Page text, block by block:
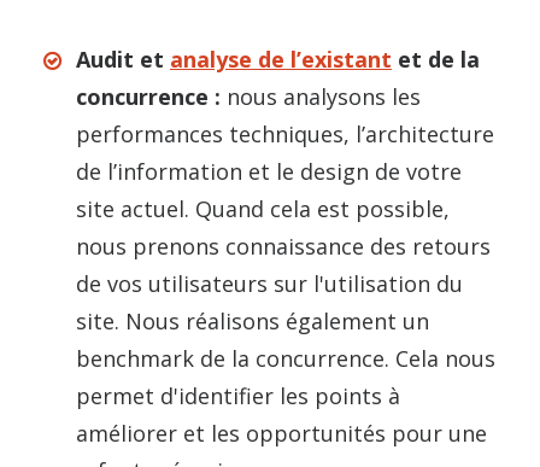
Audit et analyse de l’existant et de la
concurrence : nous analysons les
performances techniques, l’architecture
de l’information et le design de votre
site actuel. Quand cela est possible,
nous prenons connaissance des retours
de vos utilisateurs sur l'utilisation du
site. Nous réalisons également un
benchmark de la concurrence. Cela nous
permet d'identifier les points à
améliorer et les opportunités pour une